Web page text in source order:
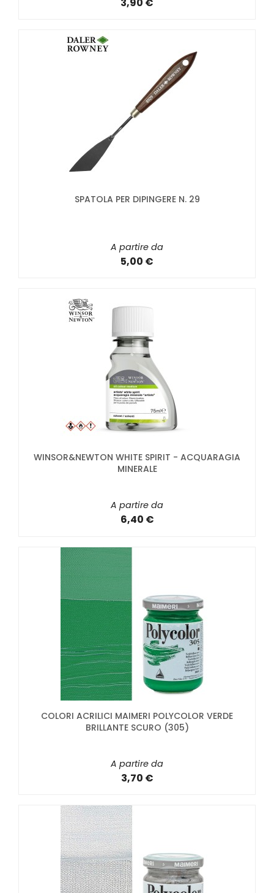
SPATOLA PER DIPINGERE N. 29
A partire da
5,00 €
WINSOR&NEWTON WHITE SPIRIT - ACQUARAGIA
MINERALE
A partire da
6,40 €
COLORI ACRILICI MAIMERI POLYCOLOR VERDE
BRILLANTE SCURO (305)
A partire da
3,70 €